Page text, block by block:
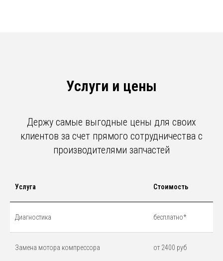
Услуги и цены
Держу самые выгодные цены для своих
клиентов за счет прямого сотрудничества с
производителями запчастей
Услуга Стоимость
Диагностика бесплатно*
Замена мотора компрессора от 2400 руб